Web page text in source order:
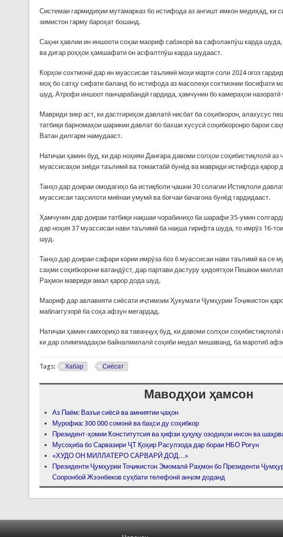
Системаи гармидиҳии мутамарказ бо истифода аз ангишт имкон медиҳад, ки
зимистон гарму бароҳат бошанд.
Саҳни ҳавлии ин иншооти соҳаи маориф сабзкорӣ ва сафолакпӯш карда
ва дигар роҳҳои ҳамшафати он асфалтпӯш карда шудааст.
Корҳои сохтмонӣ дар ин муассисаи таълимӣ моҳи марти соли 2024 оғоз
моҳ бо сатҳу сифати баланд бо истифода аз масолеҳи сохтмонии босифати
шуд. Атрофи иншоот панҷарабандӣ гардида, ҳамчунин бо камераҳои назоратӣ
Мавриди зикр аст, ки дастгириҳои давлатӣ нисбат ба соҳибкорон, алахусус
татбиқи барномаҳои шарикии давлат бо бахши хусусӣ соҳибкоронро барои
Ватан дилгарм намудааст.
Натиҷаи ҳамин буд, ки дар ноҳияи Данғара давоми солҳои соҳибистиқлолӣ аз
муассисаҳои зиёди таълимӣ ва томактабӣ бунёд ва мавриди истифода қарор
Танҳо дар доираи омодагиҳо ба истиқболи ҷашни 30 солагии Истиқлоли
муассисаи таҳсилоти миёнаи умумӣ ва боғчаи бачагона бунёд гардидааст.
Ҳамчунин дар доираи татбиқи нақшаи чорабиниҳо ба шарафи 35-умин
дар ноҳия 37 муассисаи нави таълимӣ ба нақша гирифта шуда, то имрӯз 16-
шуд.
Танҳо дар доираи сафари кории имрӯза боз 6 муассисаи нави таълимӣ ва се
саҳми соҳибкорони ватандӯст, дар партави дастуру ҳидоятҳои Пешвои
Раҳмон мавриди амал қарор дода шуд.
Маориф дар авлавияти сиёсати иҷтимоии Ҳукумати Ҷумҳурии Тоҷикистон
маблағгузорӣ ба соҳа афзун мегардад.
Натиҷаи ҳамин ғамхориҳо ва таваҷҷуҳ буд, ки давоми солҳои
ки дар олимпиадаҳои байналмилалӣ соҳиби медал мешаванд, ба маротиб
Tags: Хабар Сиёсат
Маводҳои ҳамсон
Аз Паём: Вазъи сиёсӣ ва амниятии ҷаҳон
Мурофиа: 300 000 сомонӣ ва баҳси ду соҳибкор
Президент-ҳомии Конститутсия ва ҳифзи ҳуқуқу озодиҳои инсон ва
Мусоҳиба бо Сарвазири ҶТ Қоҳир Расулзода дар бораи НБО Роғун
«ХУДО ОН МИЛЛАТЕРО САРВАРӢ ДОД…»
Президенти Ҷумҳурии Тоҷикистон Эмомалӣ Раҳмон бо Президенти
Сооронбой Жээнбеков суҳбати телефонӣ анҷом доданд